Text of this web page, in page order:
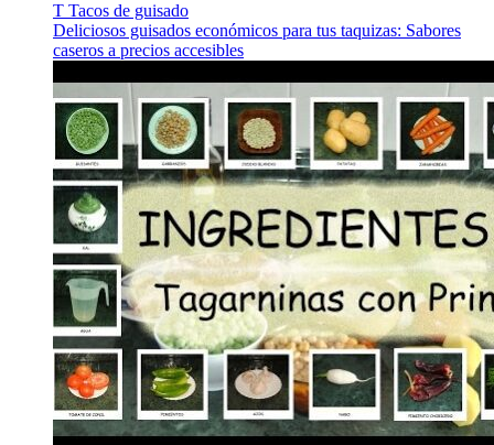
T Tacos de guisado
Deliciosos guisados económicos para tus taquizas: Sabores
caseros a precios accesibles